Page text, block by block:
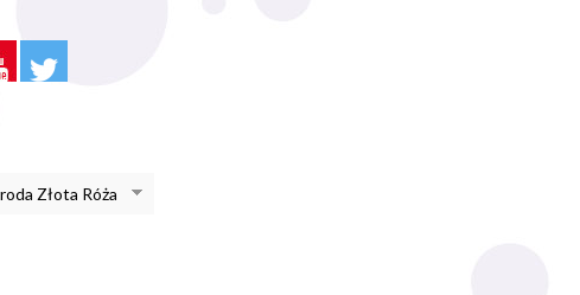
Złota Róża